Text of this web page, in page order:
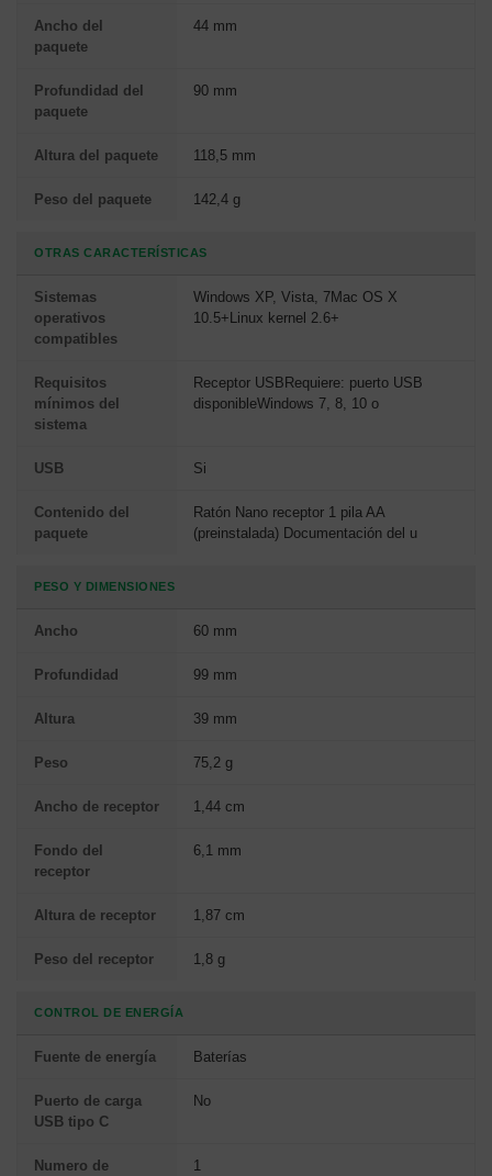
Ancho del
paquete
44 mm
Profundidad del
paquete
90 mm
Altura del paquete 118,5 mm
Peso del paquete 142,4 g
OTRAS CARACTERÍSTICAS
Sistemas
operativos
compatibles
Windows XP, Vista, 7Mac OS X
10.5+Linux kernel 2.6+
Requisitos
mínimos del
sistema
Receptor USBRequiere: puerto USB
disponibleWindows 7, 8, 10 o
USB Si
Contenido del
paquete
Ratón Nano receptor 1 pila AA
(preinstalada) Documentación del u
PESO Y DIMENSIONES
Ancho 60 mm
Profundidad 99 mm
Altura 39 mm
Peso 75,2 g
Ancho de receptor 1,44 cm
Fondo del
receptor
6,1 mm
Altura de receptor 1,87 cm
Peso del receptor 1,8 g
CONTROL DE ENERGÍA
Fuente de energía Baterías
Puerto de carga
USB tipo C
No
Numero de
1